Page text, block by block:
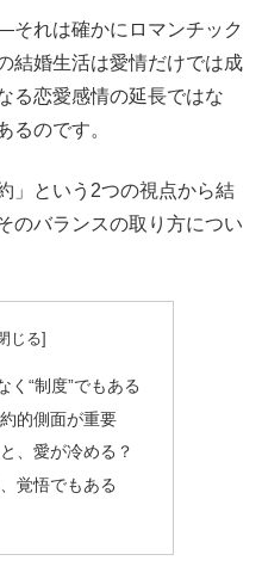
それは確かにロマンチック
結婚生活は愛情だけでは成
る恋愛感情の延長ではな
るのです。
」という2つの視点から結
のバランスの取り方につい
く“制度”でもある
的側面が重要
、愛が冷める？
覚悟でもある